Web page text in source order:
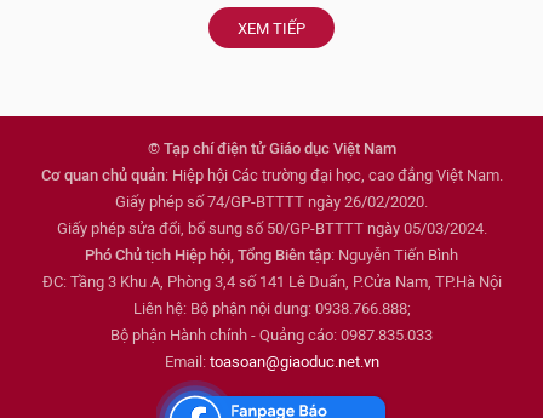
XEM TIẾP
© Tạp chí điện tử Giáo dục Việt Nam
Cơ quan chủ quản: Hiệp hội Các trường đại học, cao đẳng Việt Nam.
Giấy phép số 74/GP-BTTTT ngày 26/02/2020.
Giấy phép sửa đổi, bổ sung số 50/GP-BTTTT ngày 05/03/2024.
Phó Chủ tịch Hiệp hội, Tổng Biên tập: Nguyễn Tiến Bình
ĐC: Tầng 3 Khu A, Phòng 3,4 số 141 Lê Duẩn, P.Cửa Nam, TP.Hà Nội
Liên hệ: Bộ phận nội dung: 0938.766.888;
Bộ phận Hành chính - Quảng cáo: 0987.835.033
Email: toasoan@giaoduc.net.vn